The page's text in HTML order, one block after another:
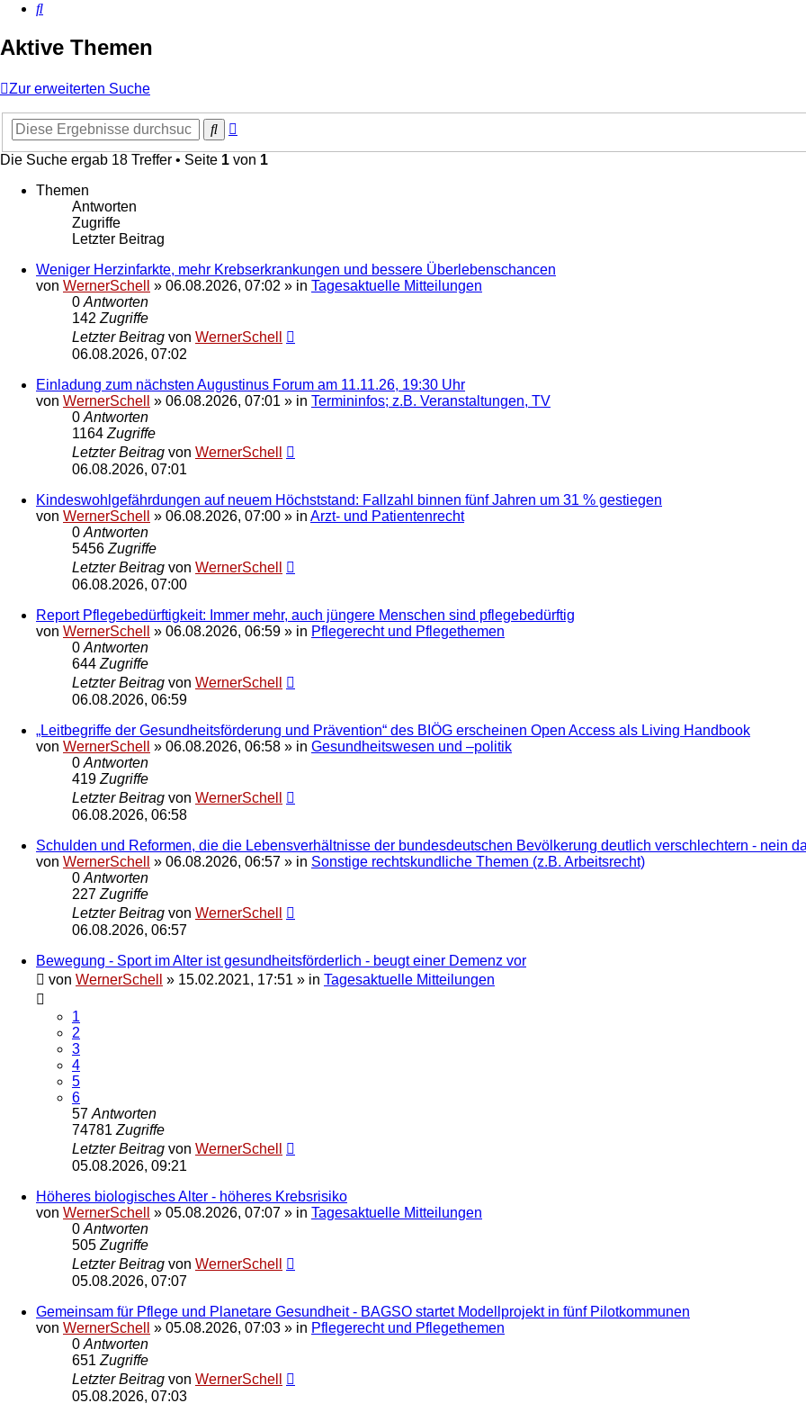
Suche
Aktive Themen
Zur erweiterten Suche
Suche
Die Suche ergab 18 Treffer • Seite 1 von 1
Themen
Antworten
Zugriffe
Letzter Beitrag
Weniger Herzinfarkte, mehr Krebserkrankungen und bessere Überlebenschancen
von WernerSchell » 06.08.2026, 07:02 » in Tagesaktuelle Mitteilungen
0 Antworten
142 Zugriffe
Letzter Beitrag von WernerSchell
06.08.2026, 07:02
Einladung zum nächsten Augustinus Forum am 11.11.26, 19:30 Uhr
von WernerSchell » 06.08.2026, 07:01 » in Termininfos; z.B. Veranstaltungen, TV
0 Antworten
1164 Zugriffe
Letzter Beitrag von WernerSchell
06.08.2026, 07:01
Kindeswohlgefährdungen auf neuem Höchststand: Fallzahl binnen fünf Jahren um 31 % gestiegen
von WernerSchell » 06.08.2026, 07:00 » in Arzt- und Patientenrecht
0 Antworten
5456 Zugriffe
Letzter Beitrag von WernerSchell
06.08.2026, 07:00
Report Pflegebedürftigkeit: Immer mehr, auch jüngere Menschen sind pflegebedürftig
von WernerSchell » 06.08.2026, 06:59 » in Pflegerecht und Pflegethemen
0 Antworten
644 Zugriffe
Letzter Beitrag von WernerSchell
06.08.2026, 06:59
„Leitbegriffe der Gesundheitsförderung und Prävention“ des BIÖG erscheinen Open Access als Living Handbook
von WernerSchell » 06.08.2026, 06:58 » in Gesundheitswesen und –politik
0 Antworten
419 Zugriffe
Letzter Beitrag von WernerSchell
06.08.2026, 06:58
Schulden und Reformen, die die Lebensverhältnisse der bundesdeutschen Bevölkerung deutlich verschlechtern - nein
von WernerSchell » 06.08.2026, 06:57 » in Sonstige rechtskundliche Themen (z.B. Arbeitsrecht)
0 Antworten
227 Zugriffe
Letzter Beitrag von WernerSchell
06.08.2026, 06:57
Bewegung - Sport im Alter ist gesundheitsförderlich - beugt einer Demenz vor
von WernerSchell » 15.02.2021, 17:51 » in Tagesaktuelle Mitteilungen
1
2
3
4
5
6
57 Antworten
74781 Zugriffe
Letzter Beitrag von WernerSchell
05.08.2026, 09:21
Höheres biologisches Alter - höheres Krebsrisiko
von WernerSchell » 05.08.2026, 07:07 » in Tagesaktuelle Mitteilungen
0 Antworten
505 Zugriffe
Letzter Beitrag von WernerSchell
05.08.2026, 07:07
Gemeinsam für Pflege und Planetare Gesundheit - BAGSO startet Modellprojekt in fünf Pilotkommunen
von WernerSchell » 05.08.2026, 07:03 » in Pflegerecht und Pflegethemen
0 Antworten
651 Zugriffe
Letzter Beitrag von WernerSchell
05.08.2026, 07:03